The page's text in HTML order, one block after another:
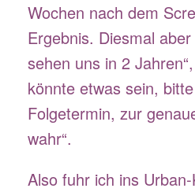
Wochen nach dem
Ergebnis. Diesmal
sehen uns in 2
könnte etwas sein,
Folgetermin, zur
wahr“.
Also fuhr ich ins